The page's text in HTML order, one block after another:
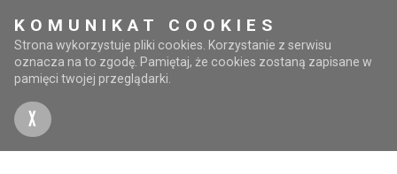
KOMUNIKAT COOKIES
Strona wykorzystuje pliki cookies. Korzystanie z serwisu
oznacza na to zgodę. Pamiętaj, że cookies zostaną zapisane w
pamięci twojej przeglądarki.
X